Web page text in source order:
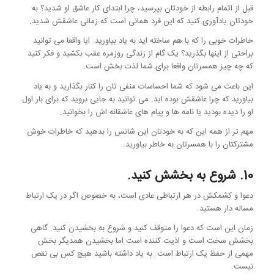
قبل از اتمام رابطه از خودتان بپرسید، چرا ابتدای کار عاشق او شدید؟ به
خودتان یادآوری کنید که این فرد همانی است که زمانی عاشقش شدید.
خاطرات خوبی را که با هم ساخته اید به یاد بیاورید. ایا واقعا می توانید
براحتی از اینها بگذرید؟ یک گام از زندگی روزمره عقب بکشید و فکر کنید
که چه چیز همسرتان واقعا برای شما لذت بخش است.
این باعث می شود که شما احساسات منفی تان را کنار بگذارید و به یاد
بیاورید که چرا عاشقش بوده اید. می توانید به جایی بروید که برای بار اول
او را دیده بودید یا نامه ها و پیام های عاشقانه اش را بخوانید.
مهم تر از همه این که به خودتان این شانس را بدهید که خاطرات خوش
مشترکتان را با همسرتان به خاطر بیاورید.
10. شروع به بخشش کنید.
دعوا و کشمکش در هر ارتباطی عادی است، به خصوص اگر در یک ارتباط
مساله دار هستید.
زمان این است که دعوا را متوقف کنید و شروع به بخشیدن کنید. گاهی
بخشش سخت است و اذیت کننده است اما بخشیدن همدیگر بخش
مهمی از حفظ یک ارتباط است. به یاد داشته باشید هیچ کس بی نقص
نیست.